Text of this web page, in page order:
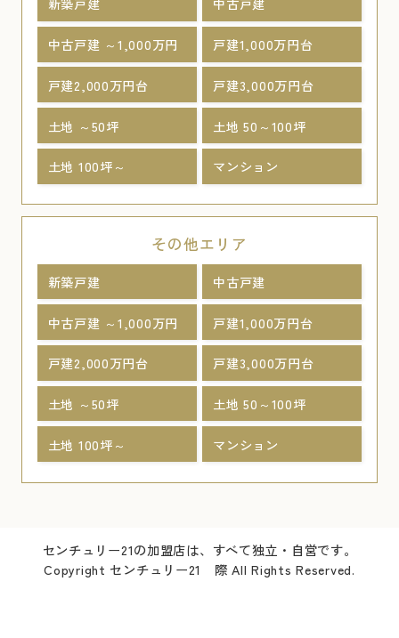
中古戸建 ～1,000万円 戸建1,000万円台
戸建2,000万円台 戸建3,000万円台
土地 ～50坪 土地 50～100坪
土地 100坪～ マンション
その他エリア
新築戸建 中古戸建
中古戸建 ～1,000万円 戸建1,000万円台
戸建2,000万円台 戸建3,000万円台
土地 ～50坪 土地 50～100坪
土地 100坪～ マンション
センチュリー21の加盟店は、すべて独立・自営です。
Copyright センチュリー21 際 All Rights Reserved.